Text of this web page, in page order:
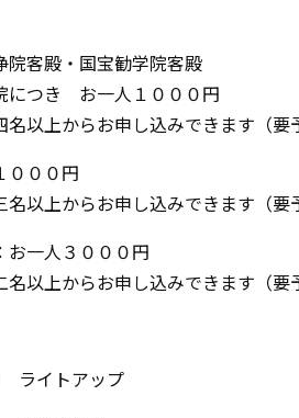
客殿・国宝勧学院客殿
一人１０００円
申し込みできます（要予
０００円
申し込みできます（要予
一人３０００円
申し込みできます（要予
ライトアップ